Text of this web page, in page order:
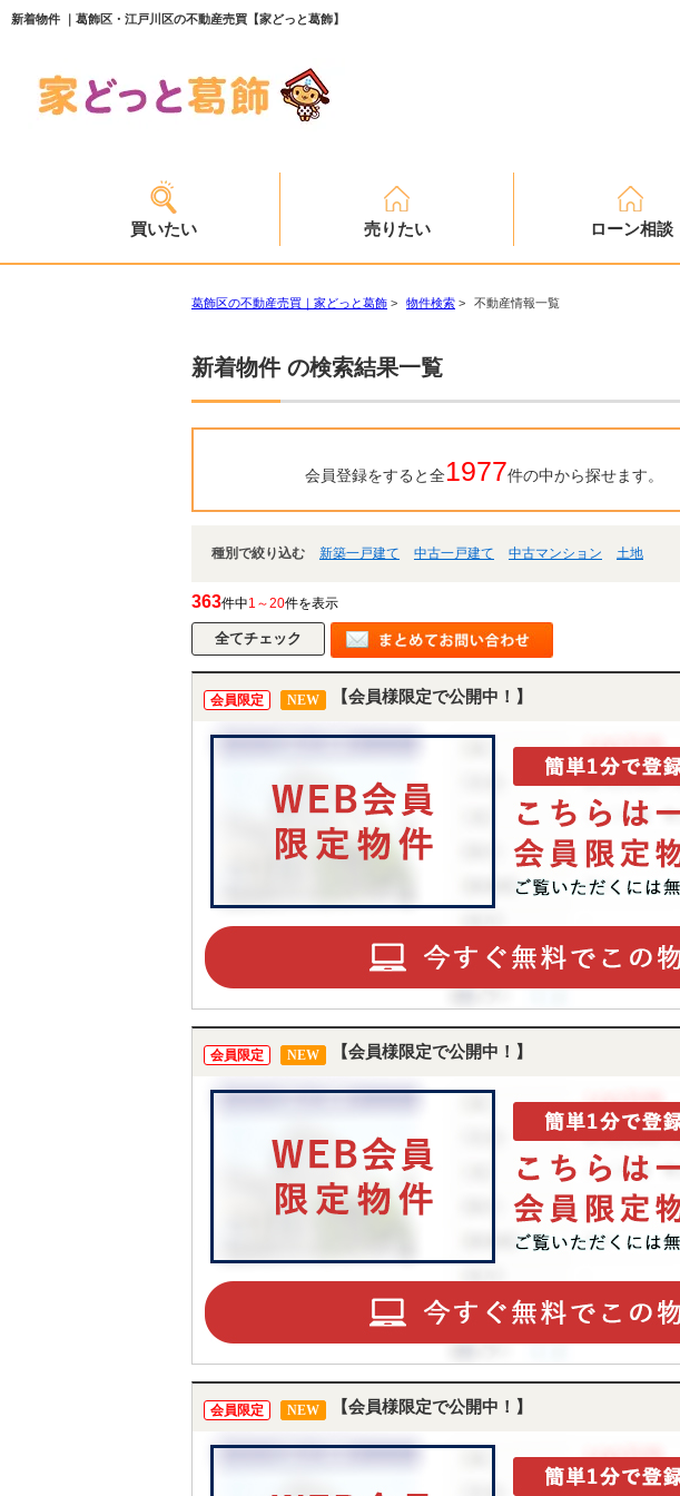
新着物件 ｜葛飾区・江戸川区の不動産売買【家どっと葛飾】
買いたい 売りたい ローン相談
葛飾区の不動産売買｜家どっと葛飾 > 物件検索 > 不動産情報一覧
新着物件 の検索結果一覧
会員登録をすると全1977件の中から探せます。
種別で絞り込む 新築一戸建て 中古一戸建て 中古マンション 土地
363件中1～20件を表示
会員限定 NEW 【会員様限定で公開中！】
会員限定 NEW 【会員様限定で公開中！】
会員限定 NEW 【会員様限定で公開中！】